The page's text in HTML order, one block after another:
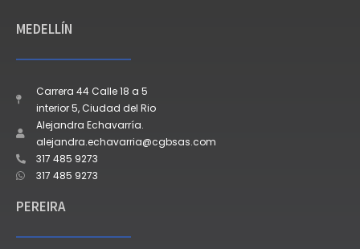
MEDELLÍN
Carrera 44 Calle 18 a 5
interior 5, Ciudad del Rio
Alejandra Echavarría.
alejandra.echavarria@cgbsas.com
317 485 9273
317 485 9273
PEREIRA